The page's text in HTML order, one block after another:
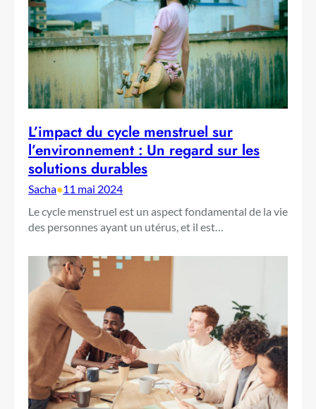
L’impact du cycle menstruel sur
l’environnement : Un regard sur les
solutions durables
Sacha•11 mai 2024
Le cycle menstruel est un aspect fondamental de la vie
des personnes ayant un utérus, et il est…